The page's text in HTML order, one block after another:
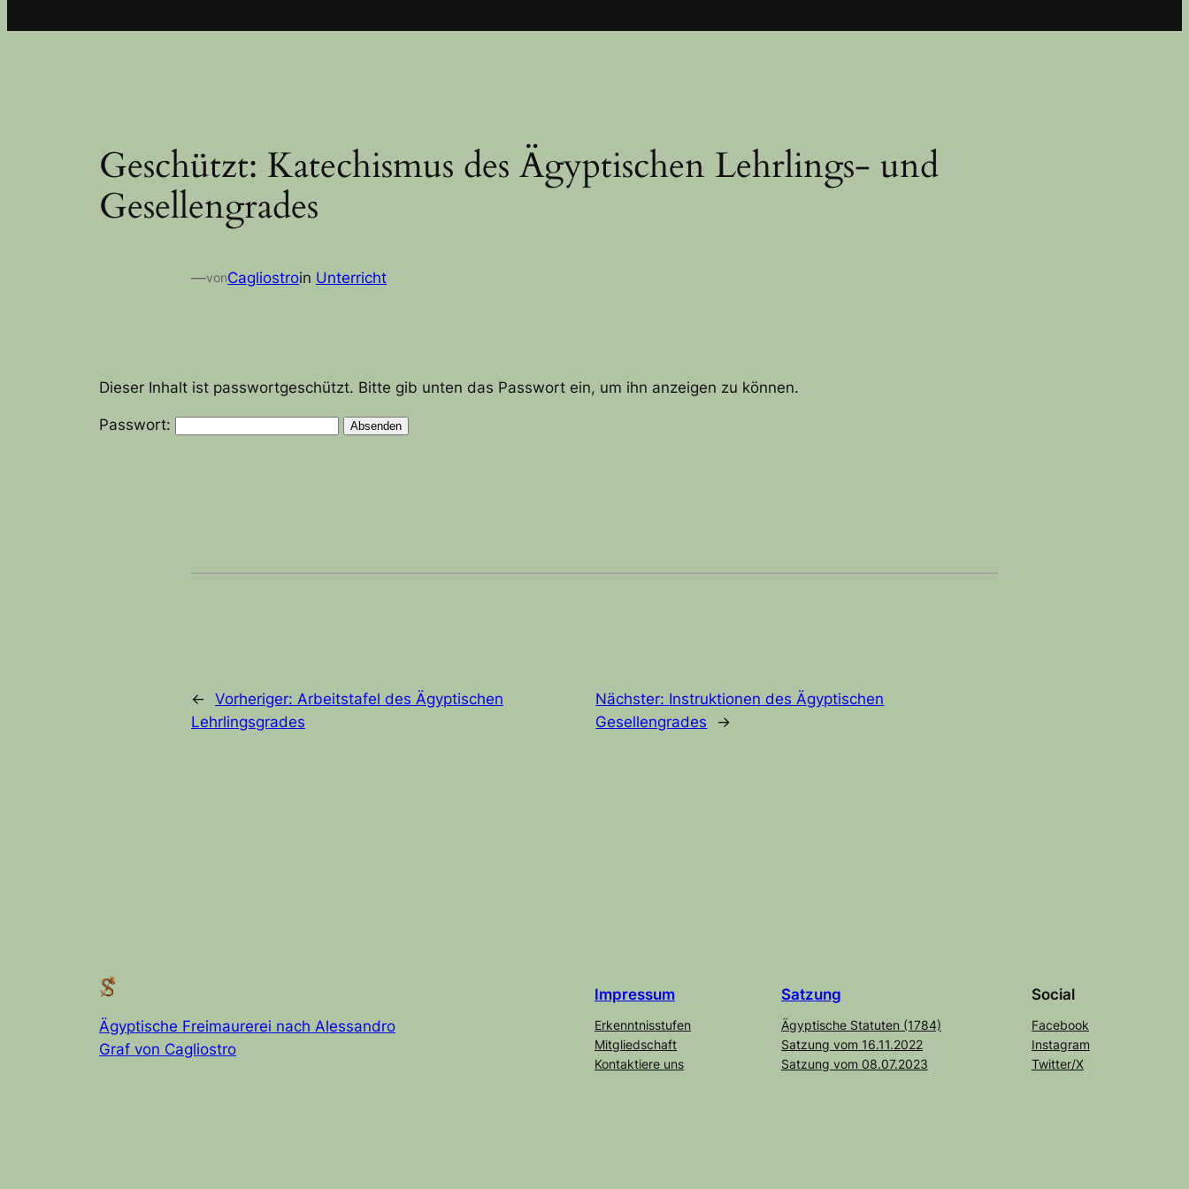
Geschützt: Katechismus des Ägyptischen Lehrlings- und
Gesellengrades
—vonCagliostroin Unterricht
Dieser Inhalt ist passwortgeschützt. Bitte gib unten das Passwort ein, um ihn anzeigen zu können.
Passwort:
← Vorheriger: Arbeitstafel des Ägyptischen
Lehrlingsgrades
Nächster: Instruktionen des Ägyptischen
Gesellengrades
→
Ägyptische Freimaurerei nach Alessandro
Graf von Cagliostro
Impressum
Erkenntnisstufen
Mitgliedschaft
Kontaktiere uns
Satzung
Ägyptische Statuten (1784)
Satzung vom 16.11.2022
Satzung vom 08.07.2023
Social
Facebook
Instagram
Twitter/X